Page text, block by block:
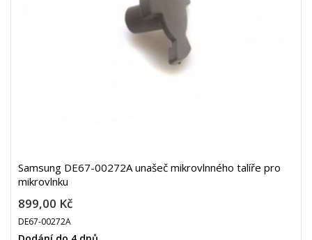
Samsung DE67-00272A unašeč mikrovlnného talíře pro
mikrovlnku
899,00 Kč
DE67-00272A